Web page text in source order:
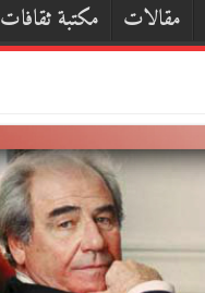
مقالات مكتبة ثقافات